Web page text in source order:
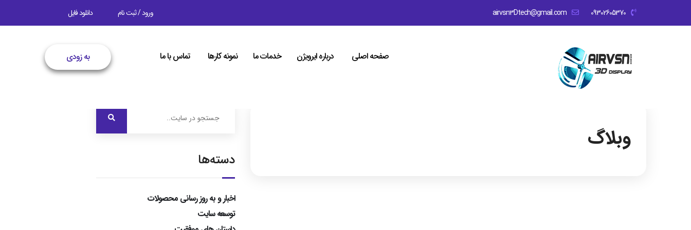
09302605370
airvsn3Dtech@gmail.com ورود / ثبت نام دانلود فایل
صفحه اصلی درباره ایرویژن خدمات ما نمونه کارها تماس با ما به زودی
وبلاگ
دسته‌ها
اخبار و به روز رسانی محصولات
توسعه سایت